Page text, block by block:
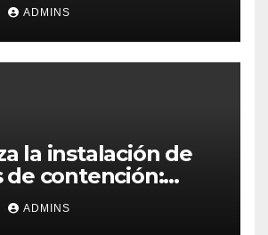
a cruzar:
Instagram que era
ADMINS
la instalación de
de contención:
69.500
ADMINS